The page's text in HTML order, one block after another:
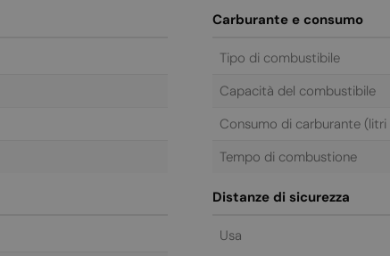
Carburante e consumo
Tipo di combustibile
Capacità del combustibile
Consumo di carburante (litri
Tempo di combustione
Distanze di sicurezza
Usa